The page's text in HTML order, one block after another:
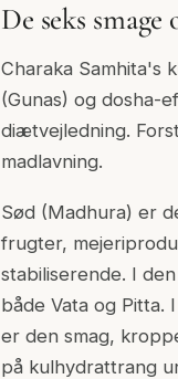
De seks smage
Charaka Samhita's
(Gunas) og dosha-
diætvejledning.
madlavning.
Sød (Madhura) er
frugter,
stabiliserende. I
både Vata og Pitta.
er den smag,
på kulhydrattrang